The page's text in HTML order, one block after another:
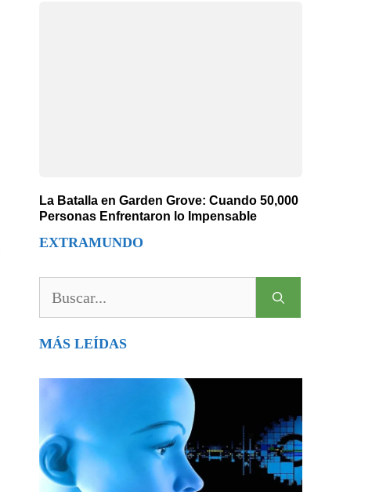
La Batalla en Garden Grove: Cuando 50,000
Personas Enfrentaron lo Impensable
EXTRAMUNDO
MÁS LEÍDAS